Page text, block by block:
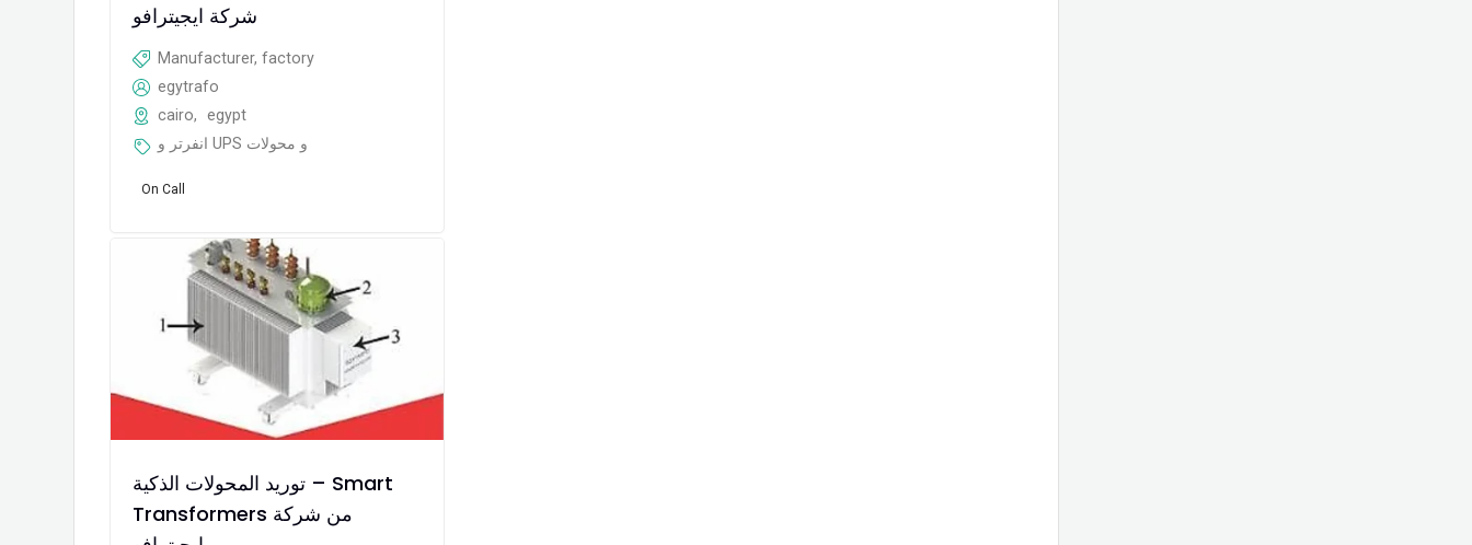
شركة ايجيترافو
Manufacturer, factory
egytrafo
cairo,
egypt
انفرتر و UPS و محولات
On Call
توريد المحولات الذكية – Smart
Transformers من شركة